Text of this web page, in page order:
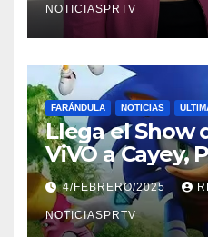
NOTICIASPRTV
FARÁNDULA NOTICIAS
Llega el Show
ViVO a Cayey,
Barceloneta y
Relojes gratis
compre
4/FEBRERO/2025
NOTICIASPRTV